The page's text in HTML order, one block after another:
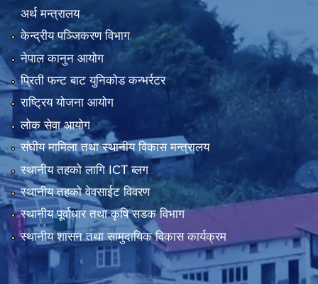
अर्थ मन्त्रालय
केन्द्रीय पञ्जिकरण विभाग
नेपाल कानुन आयोग
प्रिती फन्ट बाट युनिकोड कन्भर्रटर
राष्ट्रिय योजना आयोग
लोक सेवा आयोग
संघीय मामिला तथा स्थानीय विकास मन्त्रालय
स्थानीय तहको लागि ICT ब्लग
स्थानीय तहको वेवसाईट विवरण
स्थानीय पूर्वाधार तथा कृषि सडक विभाग
स्थानीय शासन तथा सामुदायिक विकास कार्यक्रम